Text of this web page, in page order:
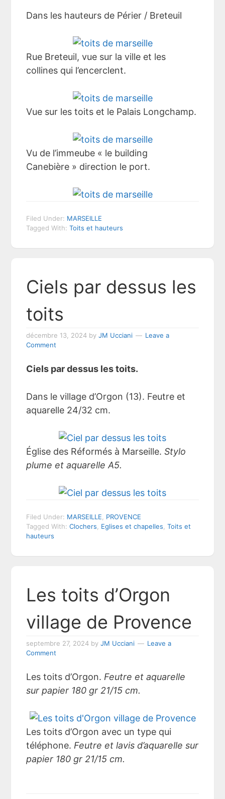
Dans les hauteurs de Périer / Breteuil
Rue Breteuil, vue sur la ville et les
collines qui l’encerclent.
Vue sur les toits et le Palais Longchamp.
Vu de l’immeube « le building
Canebière » direction le port.
Filed Under: MARSEILLE
Tagged With:Toits et hauteurs
Ciels par dessus les
toits
décembre 13, 2024 byJM Ucciani
Leave a
Comment
Ciels par dessus les toits.
Dans le village d’Orgon (13). Feutre et
aquarelle 24/32 cm.
Église des Réformés à Marseille.Stylo
plume et aquarelle A5.
Filed Under: MARSEILLE
PROVENCE
Tagged With:Clochers Eglises et chapelles ,Toits et
hauteurs
Les toits d’Orgon
village de Provence
septembre 27, 2024 byJM Ucciani
Leave a
Comment
Les toits d’Orgon. Feutre et aquarelle
sur papier 180 gr 21/15 cm.
Les toits d’Orgon avec un type qui
téléphone. Feutre et lavis d’aquarelle sur
papier 180 gr 21/15 cm.